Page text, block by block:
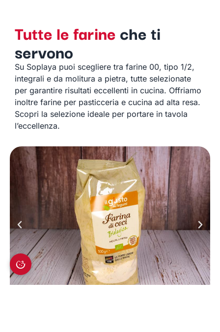
Tutte le farineche ti
servono
Su Soplaya puoi scegliere tra farine 00, tipo 1/2,
integrali e da molitura a pietra, tutte selezionate
per garantire risultati eccellenti in cucina. Offriamo
inoltre farine per pasticceria e cucina ad alta resa.
Scopri la selezione ideale per portare in tavola
l’eccellenza.